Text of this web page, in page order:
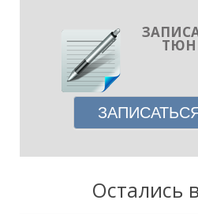
Остались